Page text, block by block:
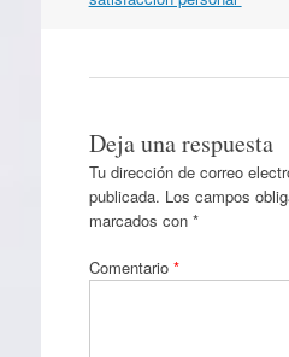
Deja una respuesta
Tu dirección de correo
publicada. Los campos
marcados con *
Comentario *